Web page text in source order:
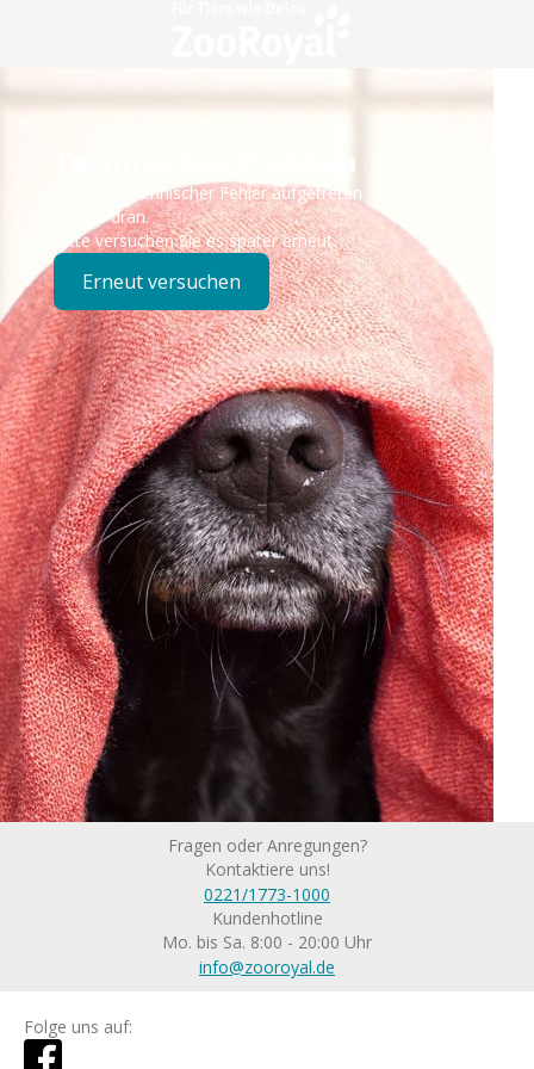
Technisches Problem
Es ist ein technischer Fehler aufgetreten – wir sind
bereits dran.
Bitte versuchen Sie es später erneut.
Erneut versuchen
Fragen oder Anregungen?
Kontaktiere uns!
0221/1773-1000
Kundenhotline
Mo. bis Sa. 8:00 - 20:00 Uhr
info@zooroyal.de
Folge uns auf: